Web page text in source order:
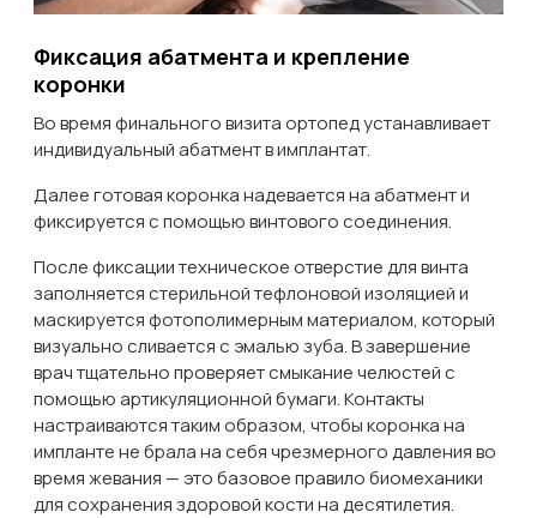
Фиксация абатмента и крепление
коронки
Во время финального визита ортопед устанавливает
индивидуальный абатмент в имплантат.
Далее готовая коронка надевается на абатмент и
фиксируется с помощью винтового соединения.
После фиксации техническое отверстие для винта
заполняется стерильной тефлоновой изоляцией и
маскируется фотополимерным материалом, который
визуально сливается с эмалью зуба. В завершение
врач тщательно проверяет смыкание челюстей с
помощью артикуляционной бумаги. Контакты
настраиваются таким образом, чтобы коронка на
импланте не брала на себя чрезмерного давления во
время жевания — это базовое правило биомеханики
для сохранения здоровой кости на десятилетия.